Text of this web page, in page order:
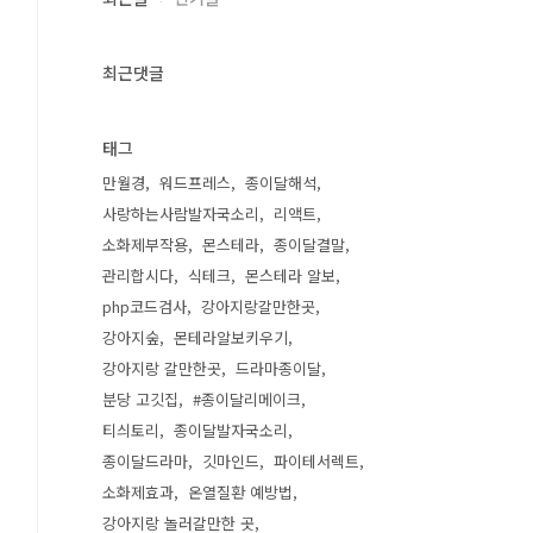
최근댓글
태그
만월경 워드프레스
종이달해석
사랑하는사람발자국소리
리액트
소화제부작용
몬스테라
종이달결말
관리합시다
식테크
몬스테라 알보
php코드검사
강아지랑갈만한곳
강아지숲
몬테라알보키우기
강아지랑 갈만한곳
드라마종이달
분당 고깃집
#종이달리메이크
티싀토리
종이달발자국소리
종이달드라마
깃마인드
파이테서렉트
소화제효과
온열질환 예방법
강아지랑 놀러갈만한 곳